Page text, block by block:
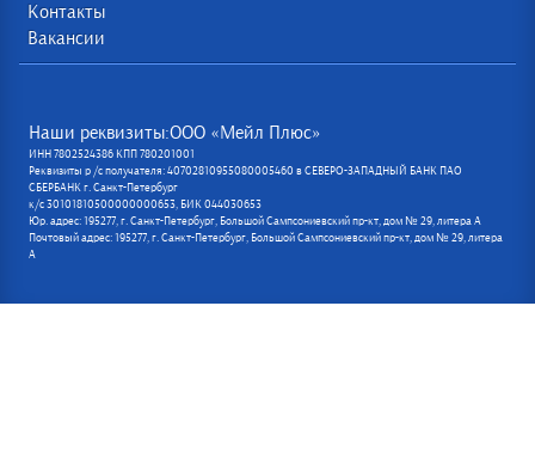
Контакты
Вакансии
Наши реквизиты:ООО «Мейл Плюс»
ИНН 7802524386 КПП 780201001
Реквизиты р /с получателя: 40702810955080005460 в СЕВЕРО-ЗАПАДНЫЙ БАНК ПАО
СБЕРБАНК г. Санкт-Петербург
к/с 30101810500000000653, БИК 044030653
Юр. адрес: 195277, г. Санкт-Петербург, Большой Сампсониевский пр-кт, дом № 29, литера А
Почтовый адрес: 195277, г. Санкт-Петербург, Большой Сампсониевский пр-кт, дом № 29, литера
А